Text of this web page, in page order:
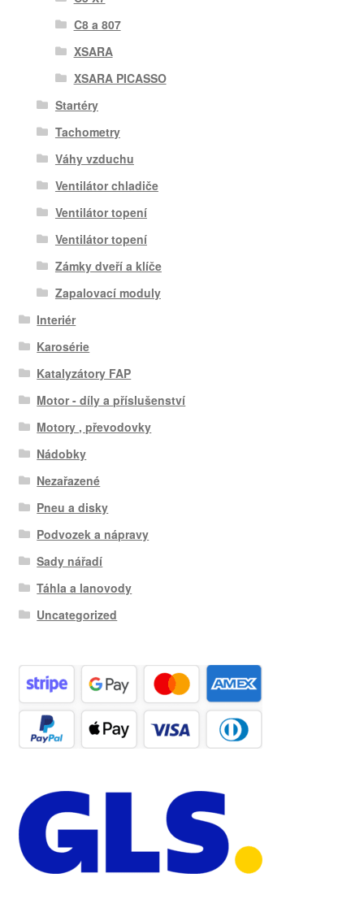
C8 a 807
XSARA
XSARA PICASSO
Startéry
Tachometry
Váhy vzduchu
Ventilátor chladiče
Ventilátor topení
Ventilátor topení
Zámky dveří a klíče
Zapalovací moduly
Interiér
Karosérie
Katalyzátory FAP
Motor - díly a příslušenství
Motory , převodovky
Nádobky
Nezařazené
Pneu a disky
Podvozek a nápravy
Sady nářadí
Táhla a lanovody
Uncategorized